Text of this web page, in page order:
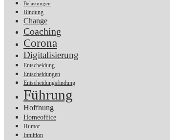
Belastungen
Bindung
Change
Coaching
Corona
Digitalisierung
Entscheidung
Entscheidungen
Entscheidungsfindung
Führung
Hoffnung
Homeoffice
Humor
Intuition